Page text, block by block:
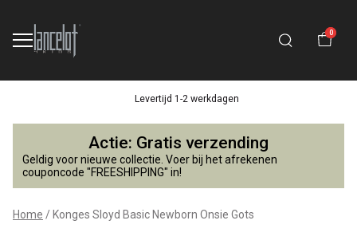
0
Levertijd 1-2 werkdagen
Konges
Sloyd
Basic
Newborn
Actie: Gratis verzending
Geldig voor nieuwe collectie. Voer bij het afrekenen
couponcode "FREESHIPPING" in!
Home Konges Sloyd Basic Newborn Onsie Gots